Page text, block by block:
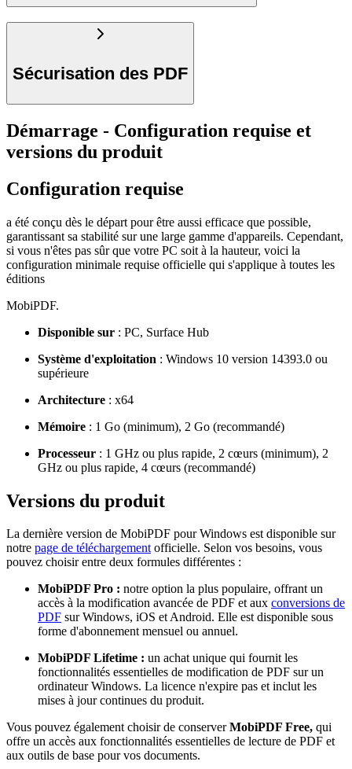
Sécurisation des PDF
Démarrage - Configuration requise et
versions du produit
Configuration requise
a été conçu dès le départ pour être aussi efficace que possible,
garantissant sa stabilité sur une large gamme d'appareils. Cependant,
si vous n'êtes pas sûr que votre PC soit à la hauteur, voici la
configuration minimale requise officielle qui s'applique à toutes les
éditions
MobiPDF.
Disponible sur : PC, Surface Hub
Système d'exploitation : Windows 10 version 14393.0 ou
supérieure
Architecture : x64
Mémoire : 1 Go (minimum), 2 Go (recommandé)
Processeur : 1 GHz ou plus rapide, 2 cœurs (minimum), 2
GHz ou plus rapide, 4 cœurs (recommandé)
Versions du produit
La dernière version de MobiPDF pour Windows est disponible sur
notre page de téléchargementofficielle. Selon vos besoins, vous
pouvez choisir entre deux formules différentes :
MobiPDF Pro : notre option la plus populaire, offrant un
accès à la modification avancée de PDF et aux conversions de
PDF sur Windows, iOS et Android. Elle est disponible sous
forme d'abonnement mensuel ou annuel.
MobiPDF Lifetime : un achat unique qui fournit les
fonctionnalités essentielles de modification de PDF sur un
ordinateur Windows. La licence n'expire pas et inclut les
mises à jour continues du produit.
Vous pouvez également choisir de conserverMobiPDF Free, qui
offre un accès aux fonctionnalités essentielles de lecture de PDF et
aux outils de base pour vos documents.